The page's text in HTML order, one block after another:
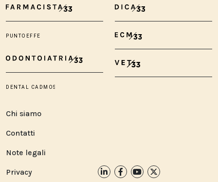
Chi siamo
Contatti
Note legali
Privacy